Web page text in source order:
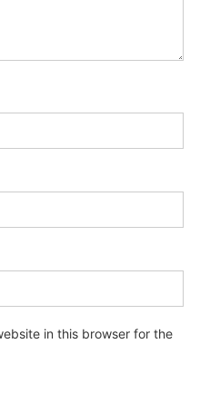
in this browser for the